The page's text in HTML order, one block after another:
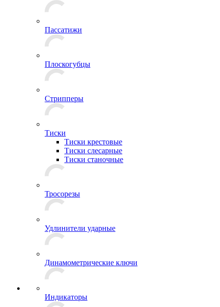
Пассатижи
Плоскогубцы
Стрипперы
Тиски
Тиски крестовые
Тиски слесарные
Тиски станочные
Тросорезы
Удлинители ударные
Динамометрические ключи
Индикаторы